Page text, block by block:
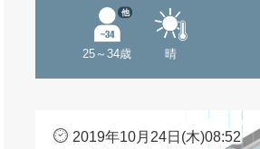
25～34歳
他
晴
2019年10月24日(木)08:52